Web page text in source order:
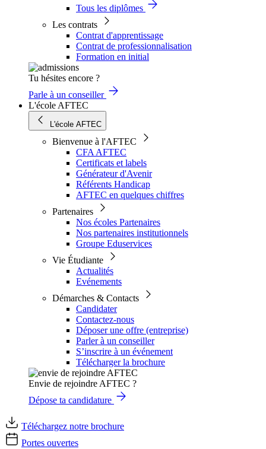
Tous les diplômes
Les contrats
Contrat d'apprentissage
Contrat de professionnalisation
Formation en initial
Tu hésites encore ?
Parle à un conseiller
L'école AFTEC
L'école AFTEC
Bienvenue à l'AFTEC
CFA AFTEC
Certificats et labels
Générateur d'Avenir
Référents Handicap
AFTEC en quelques chiffres
Partenaires
Nos écoles Partenaires
Nos partenaires institutionnels
Groupe Eduservices
Vie Étudiante
Actualités
Evénements
Démarches & Contacts
Candidater
Contactez-nous
Déposer une offre (entreprise)
Parler à un conseiller
S’inscrire à un événement
Télécharger la brochure
Envie de rejoindre AFTEC ?
Dépose ta candidature
Téléchargez notre brochure
Portes ouvertes